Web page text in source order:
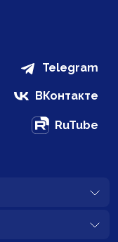
Telegram
ВКонтакте
RuTube